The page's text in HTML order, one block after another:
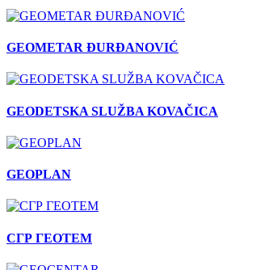
GEOMETAR ĐURĐANOVIĆ
GEODETSKA SLUŽBA KOVAČICA
GEOPLAN
СГР ГЕОТЕМ